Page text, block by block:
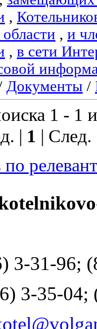
,
, и
, в сети
Документы /
1 - 1
| 1 |
3-31-96;
3-35-04;